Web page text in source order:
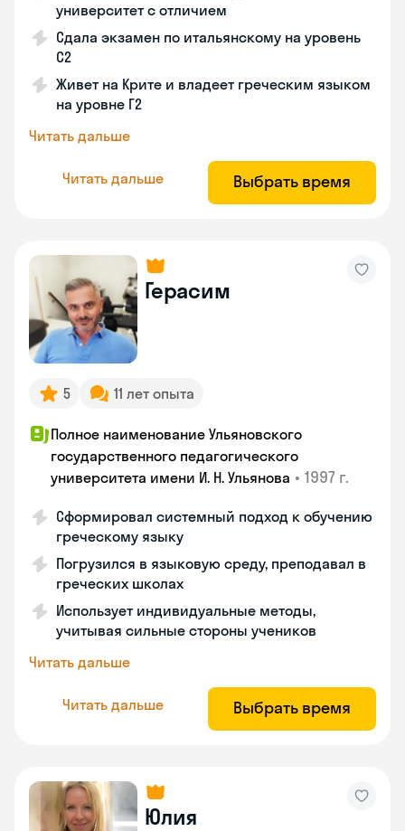
университет с отличием
Сдала экзамен по итальянскому на уровень
С2
Живет на Крите и владеет греческим языком
на уровне Г2
Читать дальше
Читать дальше Выбрать время
Герасим
5 11 лет опыта
Полное наименование Ульяновского
государственного педагогического
университета имени И. Н. Ульянова • 1997 г.
Сформировал системный подход к обучению
греческому языку
Погрузился в языковую среду, преподавал в
греческих школах
Использует индивидуальные методы,
учитывая сильные стороны учеников
Читать дальше
Читать дальше Выбрать время
Юлия